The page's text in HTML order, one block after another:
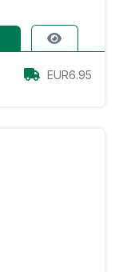
EUR6.95